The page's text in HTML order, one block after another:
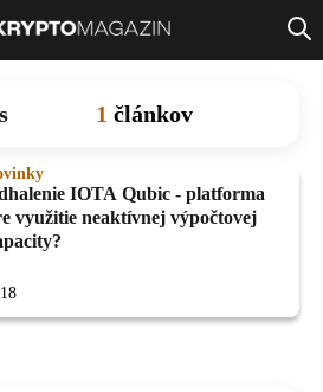
1 článkov
IOTA Qubic - platforma
využitie neaktívnej výpočtovej